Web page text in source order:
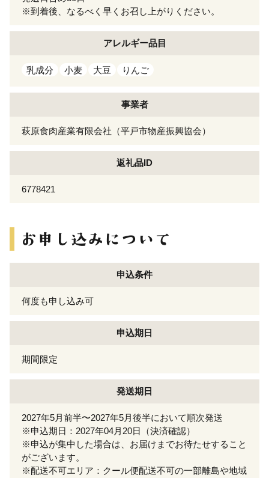
※到着後、なるべく早くお召し上がりください。
アレルギー品目
乳成分 小麦 大豆 りんご
事業者
萩原食肉産業有限会社（平戸市物産振興協会）
返礼品ID
6778421
申込条件
何度も申し込み可
申込期日
期間限定
発送期日
2027年5月前半〜2027年5月後半において順次発送
※申込期日：2027年04月20日（決済確認）
※申込が集中した場合は、お届けまでお待たせすること
がございます。
※配送不可エリア：クール便配送不可の一部離島や地域